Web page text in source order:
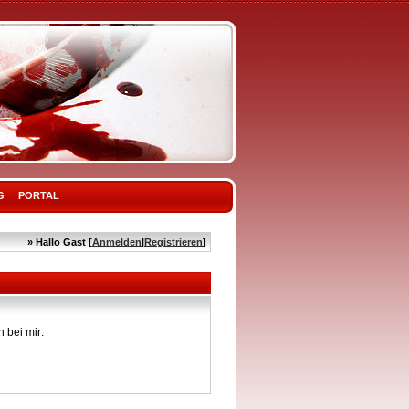
PORTAL
» Hallo Gast [Anmelden|Registrieren]
bei mir: